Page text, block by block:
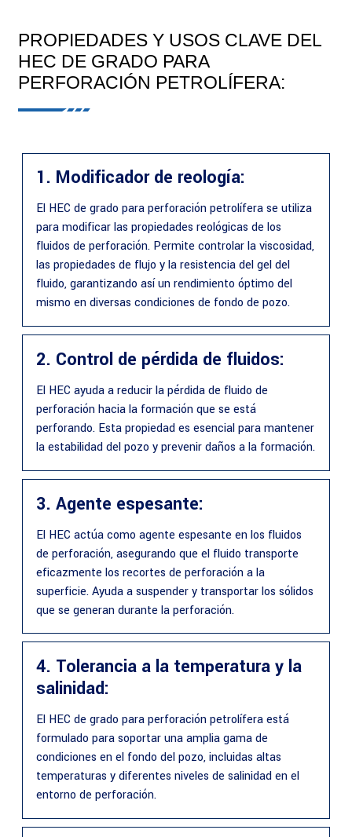
PROPIEDADES Y USOS CLAVE DEL
HEC DE GRADO PARA
PERFORACIÓN PETROLÍFERA:
1. Modificador de reología:
El HEC de grado para perforación petrolífera se utiliza
para modificar las propiedades reológicas de los
fluidos de perforación. Permite controlar la viscosidad,
las propiedades de flujo y la resistencia del gel del
fluido, garantizando así un rendimiento óptimo del
mismo en diversas condiciones de fondo de pozo.
2. Control de pérdida de fluidos:
El HEC ayuda a reducir la pérdida de fluido de
perforación hacia la formación que se está
perforando. Esta propiedad es esencial para mantener
la estabilidad del pozo y prevenir daños a la formación.
3. Agente espesante:
El HEC actúa como agente espesante en los fluidos
de perforación, asegurando que el fluido transporte
eficazmente los recortes de perforación a la
superficie. Ayuda a suspender y transportar los sólidos
que se generan durante la perforación.
4. Tolerancia a la temperatura y la
salinidad:
El HEC de grado para perforación petrolífera está
formulado para soportar una amplia gama de
condiciones en el fondo del pozo, incluidas altas
temperaturas y diferentes niveles de salinidad en el
entorno de perforación.